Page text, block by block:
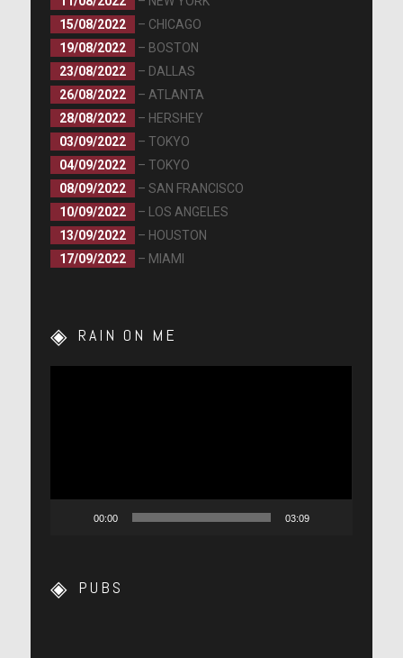
15/08/2022
– CHICAGO
19/08/2022
– BOSTON
23/08/2022
– DALLAS
26/08/2022
– ATLANTA
28/08/2022
– HERSHEY
03/09/2022
– TOKYO
04/09/2022
– TOKYO
08/09/2022
– SAN FRANCISCO
10/09/2022
– LOS ANGELES
13/09/2022
– HOUSTON
17/09/2022
– MIAMI
RAIN ON ME
00:00 03:09
PUBS